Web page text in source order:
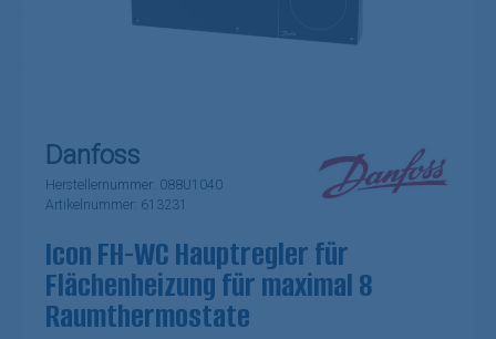
Danfoss
Herstellernummer: 088U1040
Artikelnummer: 613231
Icon FH-WC Hauptregler für
Flächenheizung für maximal 8
Raumthermostate